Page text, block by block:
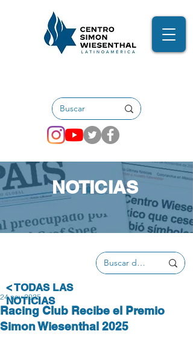
NOTICIAS
Racing Club Recibe el Premio
Simon Wiesenthal 2025
24 nov 2025
< TODAS LAS
NOTICIAS